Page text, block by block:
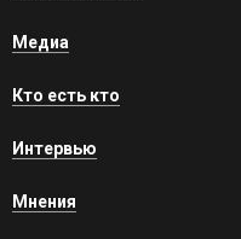
Медиа
Кто есть кто
Интервью
Мнения